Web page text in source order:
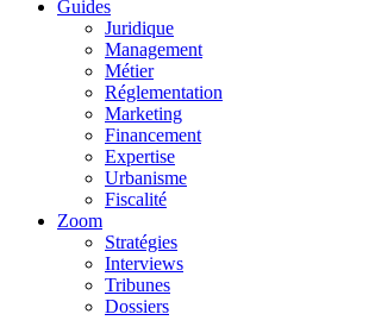
Guides
Juridique
Management
Métier
Réglementation
Marketing
Financement
Expertise
Urbanisme
Fiscalité
Zoom
Stratégies
Interviews
Tribunes
Dossiers